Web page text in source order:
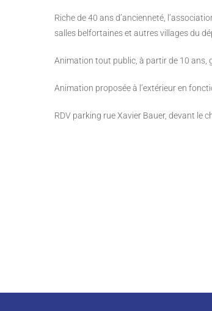
Riche de 40 ans d’ancienneté,
salles belfortaines et autres villages du
Animation tout public, à partir de 10 ans,
Animation proposée à l’extérieur en
RDV parking rue Xavier Bauer, devant le